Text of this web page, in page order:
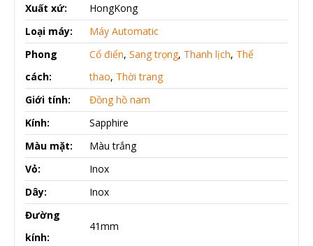
Xuất xứ:
HongKong
Loại máy:
Máy Automatic
Phong
cách:
Cổ điển, Sang trọng, Thanh lịch, Thể
thao, Thời trang
Giới tính:
Đồng hồ nam
Kính:
Sapphire
Màu mặt:
Màu trắng
Vỏ:
Inox
Dây:
Inox
Đường
kính:
41mm